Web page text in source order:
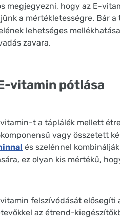
megjegyezni, hogy az E-
a mértékletességre. Bár
lehetséges
zavara.
vitamin pótlása
t a táplálék mellett
vagy összetett
és szelénnel
ez olyan kis mértékű,
felszívódását elősegíti
az étrend-